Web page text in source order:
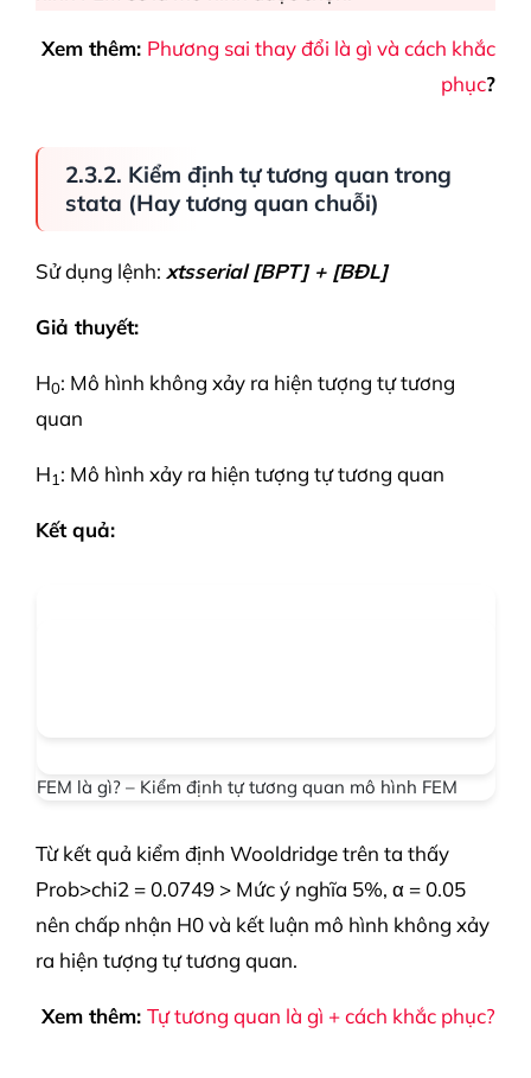
Xem thêm: Phương sai thay đổi là gì và cách khắc
phục?
2.3.2. Kiểm định tự tương quan trong
stata (Hay tương quan chuỗi)
Sử dụng lệnh: xtsserial [BPT] + [BĐL]
Giả thuyết:
H0: Mô hình không xảy ra hiện tượng tự tương
quan
H1: Mô hình xảy ra hiện tượng tự tương quan
Kết quả:
FEM là gì? – Kiểm định tự tương quan mô hình FEM
Từ kết quả kiểm định Wooldridge trên ta thấy
Prob>chi2 = 0.0749 > Mức ý nghĩa 5%, α = 0.05
nên chấp nhận H0 và kết luận mô hình không xảy
ra hiện tượng tự tương quan.
Xem thêm: Tự tương quan là gì + cách khắc phục?